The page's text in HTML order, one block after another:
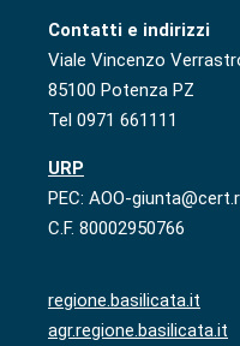
Contatti e indirizzi
Viale Vincenzo
85100 Potenza PZ
Tel 0971 661111
URP
PEC: AOO-
C.F. 80002950766
regione.basilicata.it
agr.regione.basilicata.it